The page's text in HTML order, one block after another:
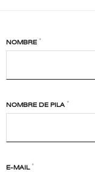
NOMBRE *
NOMBRE DE PILA *
E-MAIL *